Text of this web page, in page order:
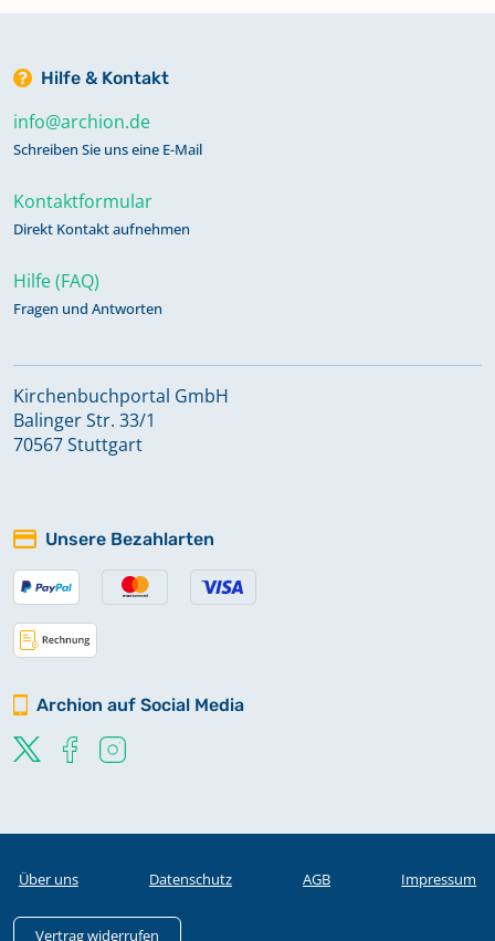
Hilfe & Kontakt
info@archion.de
Schreiben Sie uns eine E-Mail
Kontaktformular
Direkt Kontakt aufnehmen
Hilfe (FAQ)
Fragen und Antworten
Kirchenbuchportal GmbH
Balinger Str. 33/1
70567 Stuttgart
Unsere Bezahlarten
Archion auf Social Media
Über uns Datenschutz AGB Impressum
Vertrag widerrufen